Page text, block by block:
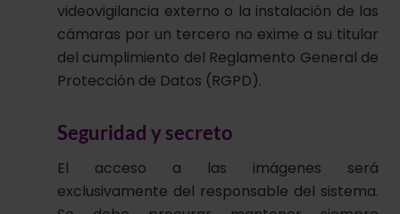
videovigilancia externo o la instalación de las
cámaras por un tercero no exime a su titular
del cumplimiento del Reglamento General de
Protección de Datos (RGPD).
Seguridad y secreto
El acceso a las imágenes será
exclusivamente del responsable del sistema.